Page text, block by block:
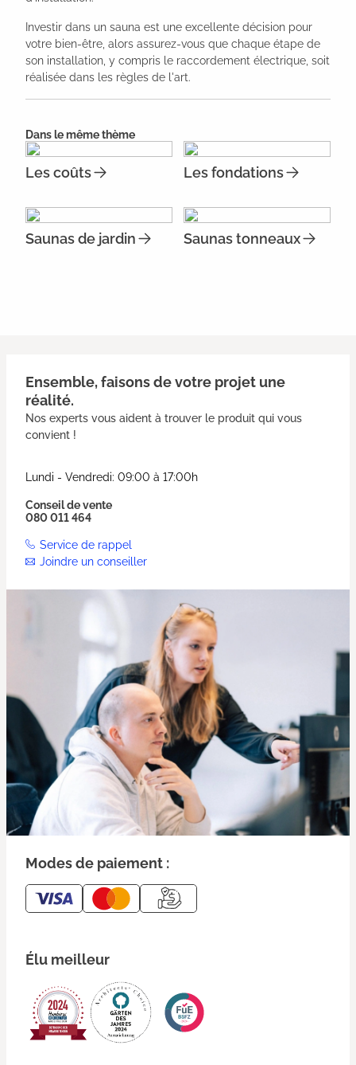
Investir dans un sauna est une excellente décision pour
votre bien-être, alors assurez-vous que chaque étape de
son installation, y compris le raccordement électrique, soit
réalisée dans les règles de l'art.
Dans le même thème
Les coûts Les fondations
Saunas de jardin Saunas tonneaux
Ensemble, faisons de votre projet une
réalité.
Nos experts vous aident à trouver le produit qui vous
convient !
Lundi - Vendredi: 09:00 à 17:00h
Conseil de vente
080 011 464
Service de rappel
Joindre un conseiller
Modes de paiement :
Élu meilleur